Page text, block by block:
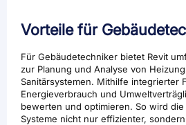
Vorteile für
Für Gebäudetechniker bietet Revit
zur Planung und Analyse von
Sanitärsystemen. Mithilfe integrierter
Energieverbrauch und
bewerten und optimieren. So wird
Systeme nicht nur effizienter,